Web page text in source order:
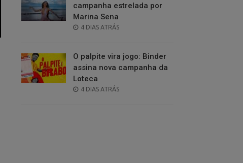
campanha estrelada por
Marina Sena
POSTED
4 DIAS ATRÁS
O palpite vira jogo: Binder
assina nova campanha da
Loteca
POSTED
4 DIAS ATRÁS